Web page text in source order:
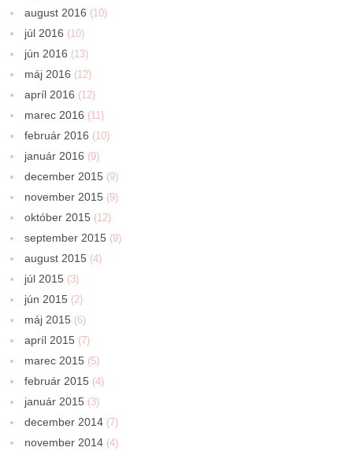
august 2016 (10)
júl 2016 (10)
jún 2016 (13)
máj 2016 (12)
apríl 2016 (12)
marec 2016 (11)
február 2016 (10)
január 2016 (9)
december 2015 (9)
november 2015 (9)
október 2015 (12)
september 2015 (9)
august 2015 (4)
júl 2015 (3)
jún 2015 (2)
máj 2015 (6)
apríl 2015 (7)
marec 2015 (5)
február 2015 (4)
január 2015 (3)
december 2014 (7)
november 2014 (4)